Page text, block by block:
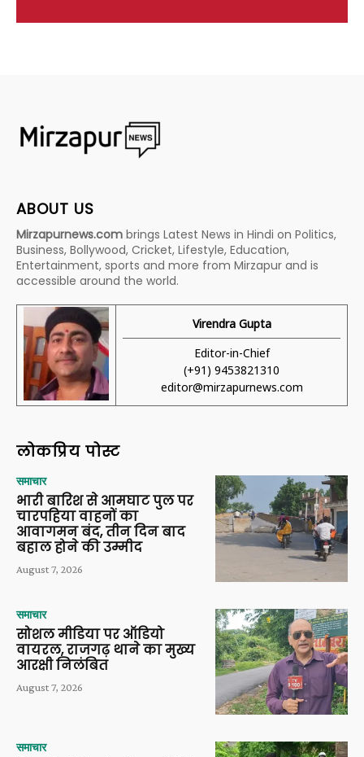
ABOUT US
Mirzapurnews.com brings Latest News in Hindi on Politics,
Business, Bollywood, Cricket, Lifestyle, Education,
Entertainment, sports and more from Mirzapur and is
accessible around the world.
Virendra Gupta
Editor-in-Chief
(+91) 9453821310
editor@mirzapurnews.com
लोकप्रिय पोस्ट
समाचार
भारी बारिश से आमघाट पुल पर
चारपहिया वाहनों का
आवागमन बंद, तीन दिन बाद
बहाल होने की उम्मीद
August 7, 2026
समाचार
सोशल मीडिया पर ऑडियो
वायरल, राजगढ़ थाने का मुख्य
आरक्षी निलंबित
August 7, 2026
समाचार